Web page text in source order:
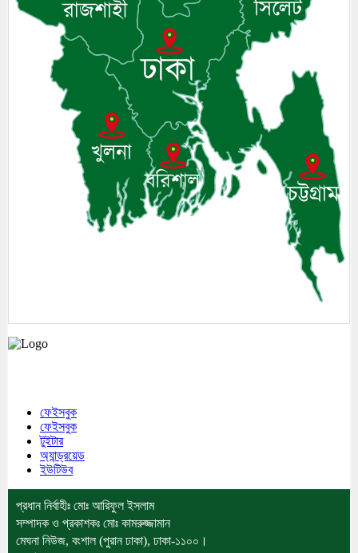
ফেইসবুক
ফেইসবুক
টুইটার
অ্যান্ড্রয়েড
ইউটিউব
প্রধান নির্বাহীঃ মোঃ আরিফুল ইসলাম
সম্পাদক ও প্রকাশকঃ মোঃ কামরুজ্জামান
মেঘনা নিউজ, বংশাল (পুরান ঢাকা), ঢাকা-১১০০।